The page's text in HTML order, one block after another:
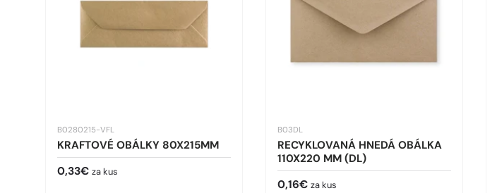
B0280215-VFL
KRAFTOVÉ OBÁLKY 80X215MM
Bežná cena
0,33€ za kus
B03DL
RECYKLOVANÁ HNEDÁ OBÁLKA
110X220 MM (DL)
Bežná cena
0,16€ za kus